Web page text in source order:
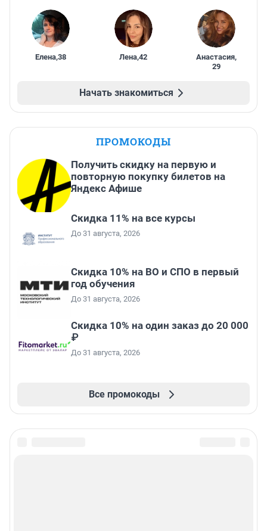
Елена,38 Лена,42 Анастасия,
29
Начать знакомиться
ПРОМОКОДЫ
Получить скидку на первую и
повторную покупку билетов на
Яндекс Афише
Скидка 11% на все курсы
До 31 августа, 2026
Скидка 10% на ВО и СПО в первый
год обучения
До 31 августа, 2026
Скидка 10% на один заказ до 20 000
₽
До 31 августа, 2026
Все промокоды